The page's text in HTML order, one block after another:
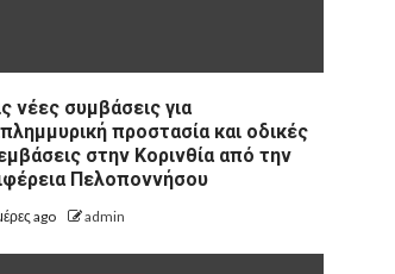
νέες συμβάσεις για
προστασία και οδικές
στην Κορινθία από την
Πελοποννήσου
ago admin